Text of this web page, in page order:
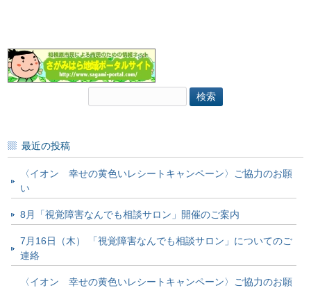
索:
最近の投稿
〈イオン 幸せの黄色いレシートキャンペーン〉ご協力のお願
い
8月「視覚障害なんでも相談サロン」開催のご案内
7月16日（木） 「視覚障害なんでも相談サロン」についてのご
連絡
〈イオン 幸せの黄色いレシートキャンペーン〉ご協力のお願